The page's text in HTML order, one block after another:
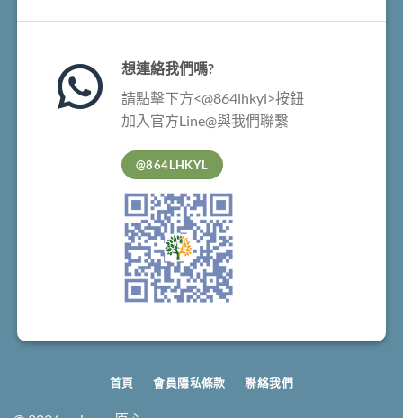
想連絡我們嗎?
請點擊下方<@864lhkyl>按鈕
加入官方Line@與我們聯繫
@864LHKYL
首頁 會員隱私條款 聯絡我們